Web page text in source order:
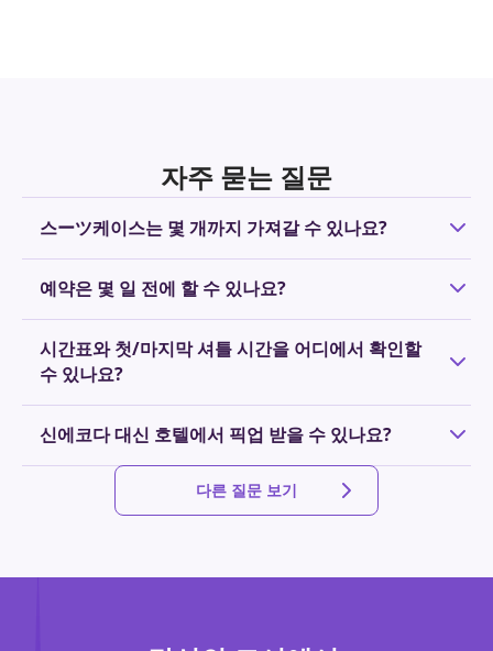
자주 묻는 질문
스ーツ케이스는 몇 개까지 가져갈 수 있나요?
할 수 있습니다. 2개 이상일 경우 추가 요금이 발생합니다. 반
입 가능한 수하물에 대해서는여기를 확인해 주세요。
예약은 몇 일 전에 할 수 있나요?
다. 운행 예정 셔틀에 탑승이 가능한 경우 당일 예약도 가능합
니다. 정원이 초과된 경우에는 예약이 불가하므로 여행이나
출장이 확정되면 가능한 한 빨리 예약해 주시기 바랍니다.
시간표와 첫/마지막 셔틀 시간을 어디에서 확인할
수 있나요?
약하실 수 있습니다. 24시간 연중무휴로 운행되므로 이른 아
침이나 늦은 밤에도 안심하고 이용하실 수 있습니다.
신에코다 대신 호텔에서 픽업 받을 수 있나요?
NearMe에서는 지정된 승하차 지점을 이용하는 플랜 외에도
원하는 장소에서 승하차할 수 있는 도어투도어 플랜을 제공
다른 질문 보기